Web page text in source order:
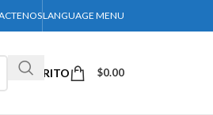
LANGUAGE MENU
CARRITO $0.00